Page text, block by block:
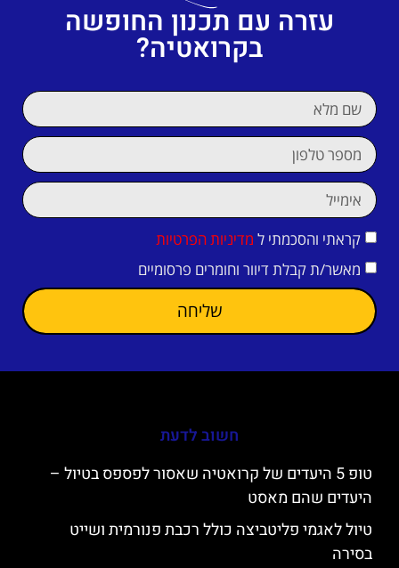
עזרה עם תכנון החופשה
בקרואטיה?
קראתי והסכמתי ל מדיניות הפרטיות
מאשר/ת קבלת דיוור וחומרים פרסומיים
שליחה
חשוב לדעת
טופ 5 היעדים של קרואטיה שאסור לפספס בטיול –
היעדים שהם מאסט
טיול לאגמי פליטביצה כולל רכבת פנורמית ושייט
בסירה